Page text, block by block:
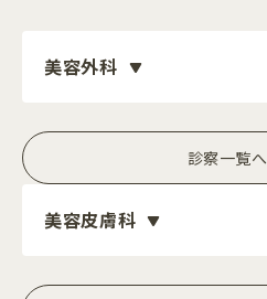
美容外科
診察一覧へ
美容皮膚科